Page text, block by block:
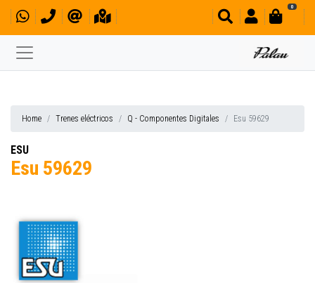
0
Home Trenes eléctricos Q - Componentes Digitales Esu 59629
ESU
Esu 59629